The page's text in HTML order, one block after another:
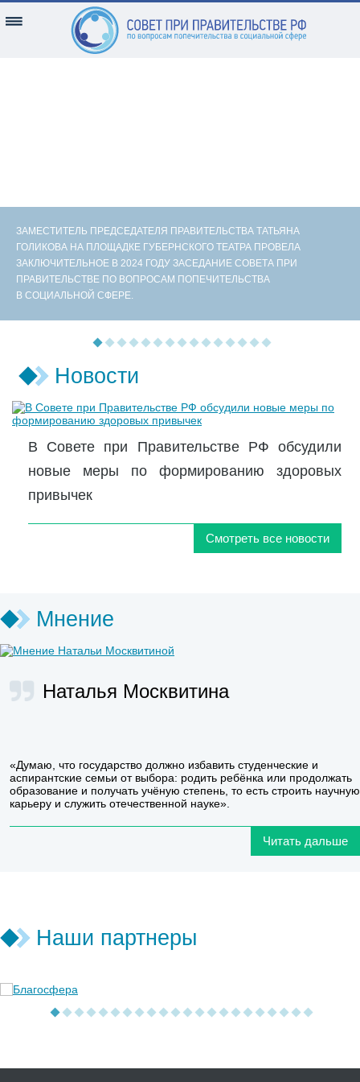
ЗАМЕСТИТЕЛЬ ПРЕДСЕДАТЕЛЯ ПРАВИТЕЛЬСТВА ТАТЬЯНА
ГОЛИКОВА НА ПЛОЩАДКЕ ГУБЕРНСКОГО ТЕАТРА ПРОВЕЛА
ЗАКЛЮЧИТЕЛЬНОЕ В 2024 ГОДУ ЗАСЕДАНИЕ СОВЕТА ПРИ
ПРАВИТЕЛЬСТВЕ ПО ВОПРОСАМ ПОПЕЧИТЕЛЬСТВА
В СОЦИАЛЬНОЙ СФЕРЕ.
Новости
В Совете при Правительстве РФ обсудили
новые меры по формированию здоровых
привычек
Смотреть все новости
Мнение
Наталья Москвитина
«Думаю, что государство должно избавить студенческие и
аспирантские семьи от выбора: родить ребёнка или продолжать
образование и получать учёную степень, то есть строить научную
карьеру и служить отечественной науке».
Читать дальше
Наши партнеры